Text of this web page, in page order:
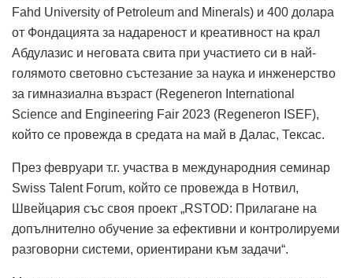
Fahd University of Petroleum and Minerals) и 400 долара
от Фондацията за надареност и креативност на крал
Абдулазис и неговата свита при участието си в най-
голямото световно състезание за наука и инженерство
за гимназиална възраст (Regeneron International
Science and Engineering Fair 2023 (Regeneron ISEF),
който се провежда в средата на май в Далас, Тексас.
През февруари т.г. участва в международния семинар
Swiss Talent Forum, който се провежда в Нотвил,
Швейцария със своя проект „RSTOD: Прилагане на
допълнително обучение за ефективни и контролируеми
разговорни системи, ориентирани към задачи“.